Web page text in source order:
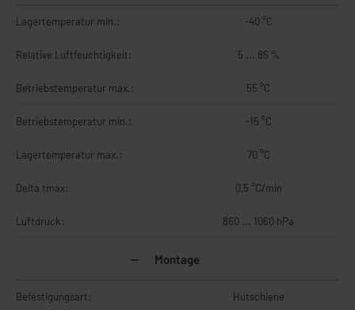
Lagertemperatur min.: -40 °C
Relative Luftfeuchtigkeit: 5 ... 85 %
Betriebstemperatur max.: 55 °C
Betriebstemperatur min.: -15 °C
Lagertemperatur max.: 70 °C
Delta tmax: 0,5 °C/min
Luftdruck: 860 ... 1060 hPa
Montage
Befestigungsart: Hutschiene